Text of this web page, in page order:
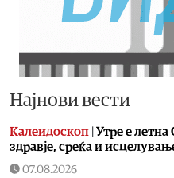
Најнови вести
Калеидоскоп Утре е летна
здравје, среќа и
07.08.2026